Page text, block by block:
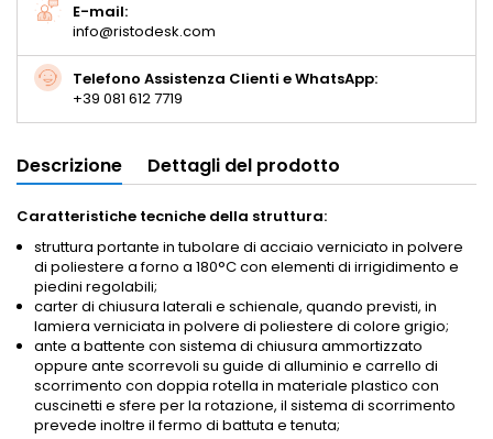
E-mail:
info@ristodesk.com
Telefono Assistenza Clienti e WhatsApp:
+39 081 612 7719
Descrizione Dettagli del prodotto
Caratteristiche tecniche della struttura:
struttura portante in tubolare di acciaio verniciato in polvere
di poliestere a forno a 180°C con elementi di irrigidimento e
piedini regolabili;
carter di chiusura laterali e schienale, quando previsti, in
lamiera verniciata in polvere di poliestere di colore grigio;
ante a battente con sistema di chiusura ammortizzato
oppure ante scorrevoli su guide di alluminio e carrello di
scorrimento con doppia rotella in materiale plastico con
cuscinetti e sfere per la rotazione, il sistema di scorrimento
prevede inoltre il fermo di battuta e tenuta;